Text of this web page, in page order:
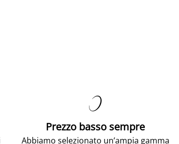

Prezzo basso sempre
Abbiamo selezionato un’ampia gamma